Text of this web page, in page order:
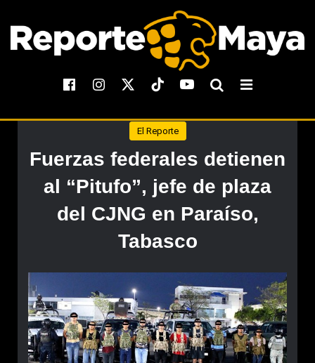
El Reporte
Fuerzas federales detienen
al “Pitufo”, jefe de plaza
del CJNG en Paraíso,
Tabasco